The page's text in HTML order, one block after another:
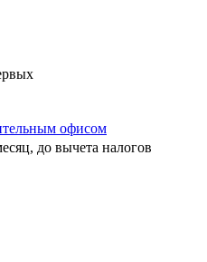
офисом
до вычета налогов